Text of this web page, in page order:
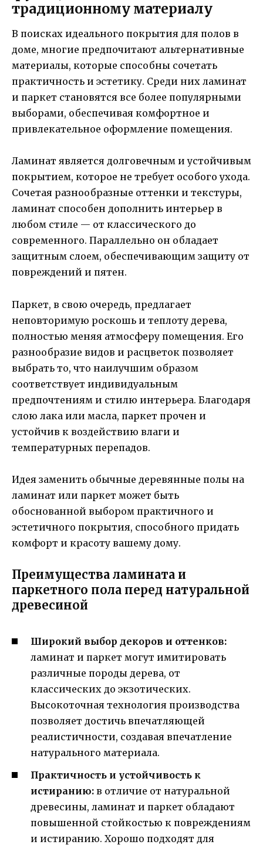
традиционному материалу
В поисках идеального покрытия для полов в
доме, многие предпочитают альтернативные
материалы, которые способны сочетать
практичность и эстетику. Среди них ламинат
и паркет становятся все более популярными
выборами, обеспечивая комфортное и
привлекательное оформление помещения.
Ламинат является долговечным и устойчивым
покрытием, которое не требует особого ухода.
Сочетая разнообразные оттенки и текстуры,
ламинат способен дополнить интерьер в
любом стиле — от классического до
современного. Параллельно он обладает
защитным слоем, обеспечивающим защиту от
повреждений и пятен.
Паркет, в свою очередь, предлагает
неповторимую роскошь и теплоту дерева,
полностью меняя атмосферу помещения. Его
разнообразие видов и расцветок позволяет
выбрать то, что наилучшим образом
соответствует индивидуальным
предпочтениям и стилю интерьера. Благодаря
слою лака или масла, паркет прочен и
устойчив к воздействию влаги и
температурных перепадов.
Идея заменить обычные деревянные полы на
ламинат или паркет может быть
обоснованной выбором практичного и
эстетичного покрытия, способного придать
комфорт и красоту вашему дому.
Преимущества ламината и
паркетного пола перед натуральной
древесиной
Широкий выбор декоров и оттенков:
ламинат и паркет могут имитировать
различные породы дерева, от
классических до экзотических.
Высокоточная технология производства
позволяет достичь впечатляющей
реалистичности, создавая впечатление
натурального материала.
Практичность и устойчивость к
истиранию: в отличие от натуральной
древесины, ламинат и паркет обладают
повышенной стойкостью к повреждениям
и истиранию. Хорошо подходят для